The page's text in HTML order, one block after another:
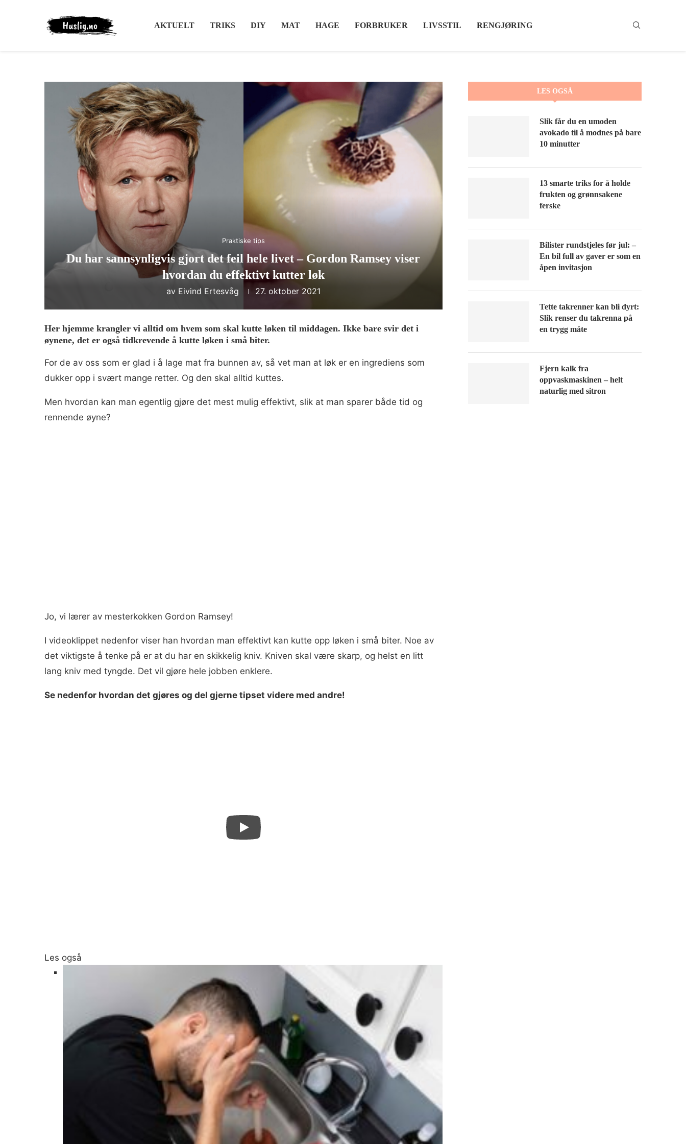
AKTUELT TRIKS DIY MAT HAGE FORBRUKER LIVSSTIL RENGJØRING
Praktiske tips
Du har sannsynligvis gjort det feil hele livet – Gordon Ramsey viser
hvordan du effektivt kutter løk
av Eivind Ertesvåg 27. oktober 2021
Her hjemme krangler vi alltid om hvem som skal kutte løken til middagen. Ikke bare svir det i
øynene, det er også tidkrevende å kutte løken i små biter.
For de av oss som er glad i å lage mat fra bunnen av, så vet man at løk er en ingrediens som
dukker opp i svært mange retter. Og den skal alltid kuttes.
Men hvordan kan man egentlig gjøre det mest mulig effektivt, slik at man sparer både tid og
rennende øyne?
Jo, vi lærer av mesterkokken Gordon Ramsey!
I videoklippet nedenfor viser han hvordan man effektivt kan kutte opp løken i små biter. Noe av
det viktigste å tenke på er at du har en skikkelig kniv. Kniven skal være skarp, og helst en litt
lang kniv med tyngde. Det vil gjøre hele jobben enklere.
Se nedenfor hvordan det gjøres og del gjerne tipset videre med andre!
Les også
LES OGSÅ
Slik får du en umoden
avokado til å modnes på bare
10 minutter
13 smarte triks for å holde
frukten og grønnsakene
ferske
Bilister rundstjeles før jul: –
En bil full av gaver er som en
åpen invitasjon
Tette takrenner kan bli dyrt:
Slik renser du takrenna på
en trygg måte
Fjern kalk fra
oppvaskmaskinen – helt
naturlig med sitron